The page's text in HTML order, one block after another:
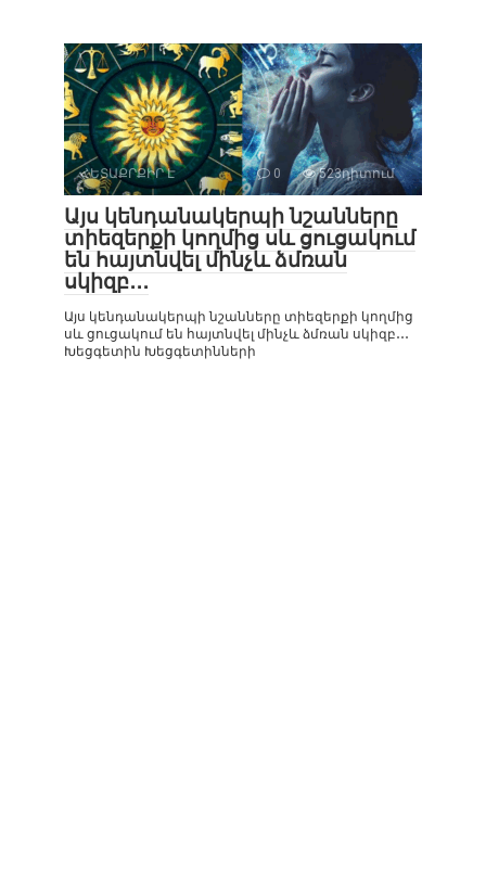
ՀԵՏԱՔՐՔԻՐ Է 0 523դիտում
Այս կենդանակերպի նշանները
տիեզերքի կողմից սև ցուցակում
են հայտնվել մինչև ձմռան
սկիզբ․․․
Այս կենդանակերպի նշանները տիեզերքի կողմից
սև ցուցակում են հայտնվել մինչև ձմռան սկիզբ․․․
Խեցգետին Խեցգետինների